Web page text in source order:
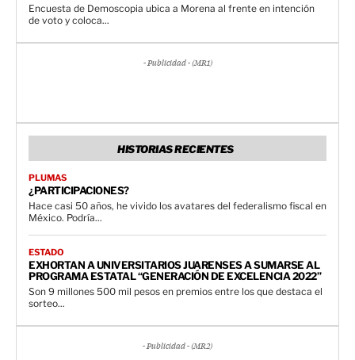
Encuesta de Demoscopia ubica a Morena al frente en intención
de voto y coloca...
- Publicidad - (MR1)
HISTORIAS RECIENTES
PLUMAS
¿PARTICIPACIONES?
Hace casi 50 años, he vivido los avatares del federalismo fiscal en
México. Podría...
ESTADO
EXHORTAN A UNIVERSITARIOS JUARENSES A SUMARSE AL
PROGRAMA ESTATAL “GENERACIÓN DE EXCELENCIA 2022”
Son 9 millones 500 mil pesos en premios entre los que destaca el
sorteo...
- Publicidad - (MR2)